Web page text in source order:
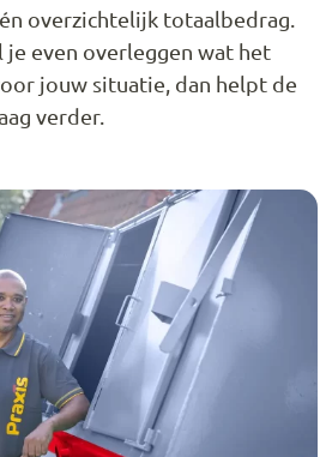
overzichtelijk totaalbedrag.
je even overleggen wat het
jouw situatie, dan helpt de
verder.